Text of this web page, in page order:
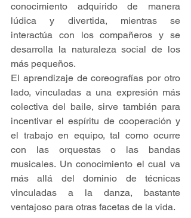
conocimiento adquirido de manera
lúdica y divertida, mientras se
interactúa con los compañeros y se
desarrolla la naturaleza social de los
más pequeños.
El aprendizaje de coreografías por otro
lado, vinculadas a una expresión más
colectiva del baile, sirve también para
incentivar el espíritu de cooperación y
el trabajo en equipo, tal como ocurre
con las orquestas o las bandas
musicales. Un conocimiento el cual va
más allá del dominio de técnicas
vinculadas a la danza, bastante
ventajoso para otras facetas de la vida.